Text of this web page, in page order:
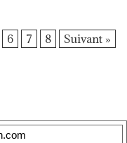
6 7 8 Suivant »